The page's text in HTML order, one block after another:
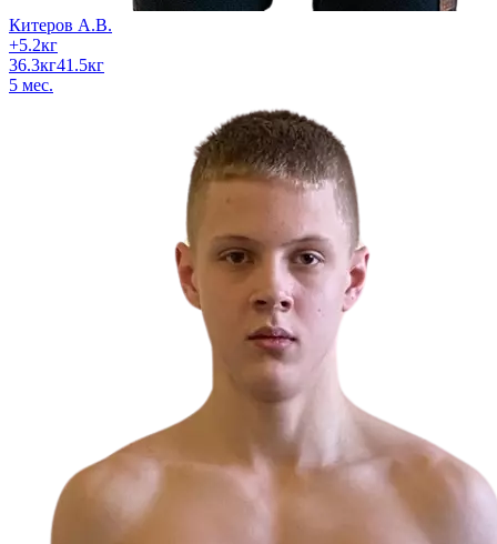
Китеров А.В.
+5.2кг
36.3кг41.5кг
5 мес.